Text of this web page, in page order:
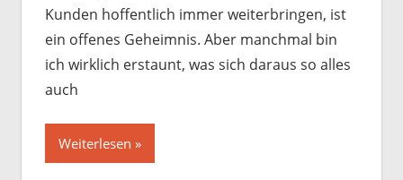
Kunden hoffentlich immer weiterbringen, ist
ein offenes Geheimnis. Aber manchmal bin
ich wirklich erstaunt, was sich daraus so alles
auch
Weiterlesen